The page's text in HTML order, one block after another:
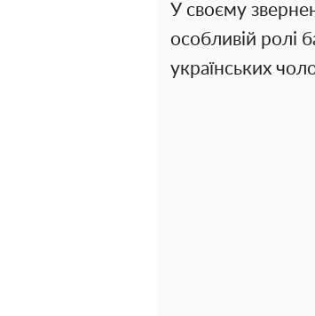
У своєму
особливій ролі
українських